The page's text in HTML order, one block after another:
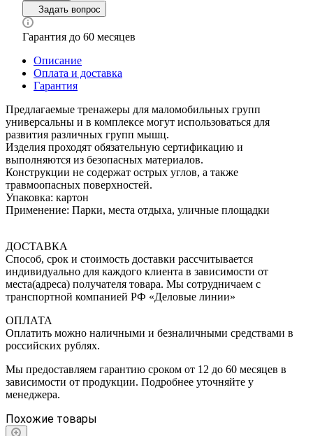
Задать вопрос
Гарантия до 60 месяцев
Описание
Оплата и доставка
Гарантия
Предлагаемые тренажеры для маломобильных групп
универсальны и в комплексе могут использоваться для
развития различных групп мышц.
Изделия проходят обязательную сертификацию и
выполняются из безопасных материалов.
Конструкции не содержат острых углов, а также
травмоопасных поверхностей.
Упаковка: картон
Применение: Парки, места отдыха, уличные площадки
ДОСТАВКА
Способ, срок и стоимость доставки рассчитывается
индивидуально для каждого клиента в зависимости от
места(адреса) получателя товара. Мы сотрудничаем с
транспортной компанией РФ «Деловые линии»
ОПЛАТА
Оплатить можно наличными и безналичными средствами в
российских рублях.
Мы предоставляем гарантию сроком от 12 до 60 месяцев в
зависимости от продукции. Подробнее уточняйте у
менеджера.
Похожие товары